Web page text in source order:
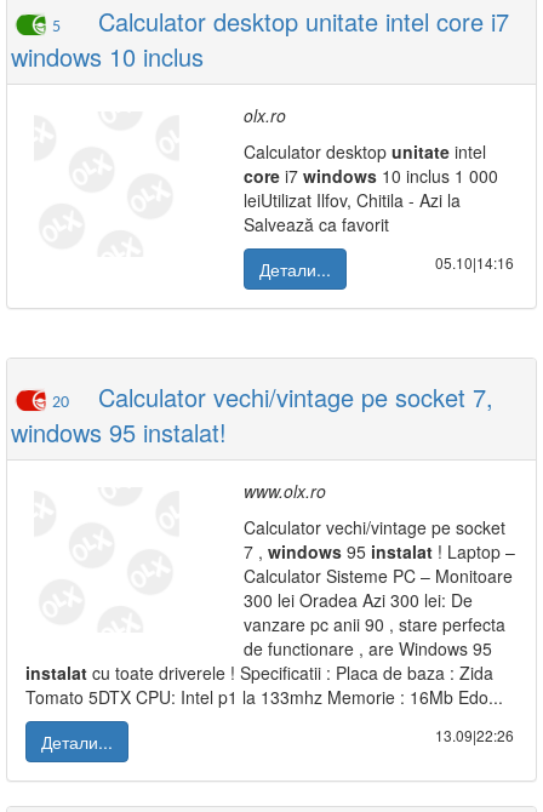
5
Calculator desktop unitate intel core i7
windows 10 inclus
olx.ro
Calculator desktop unitate intel
core i7 windows 10 inclus 1 000
leiUtilizat Ilfov, Chitila - Azi la
Salvează ca favorit
Детали...
05.10|14:16
20
Calculator vechi/vintage pe socket 7,
windows 95 instalat!
www.olx.ro
Calculator vechi/vintage pe socket
7 , windows 95 instalat ! Laptop –
Calculator Sisteme PC – Monitoare
300 lei Oradea Azi 300 lei: De
vanzare pc anii 90 , stare perfecta
de functionare , are Windows 95
instalat cu toate driverele ! Specificatii : Placa de baza : Zida
Tomato 5DTX CPU: Intel p1 la 133mhz Memorie : 16Mb Edo...
Детали...
13.09|22:26